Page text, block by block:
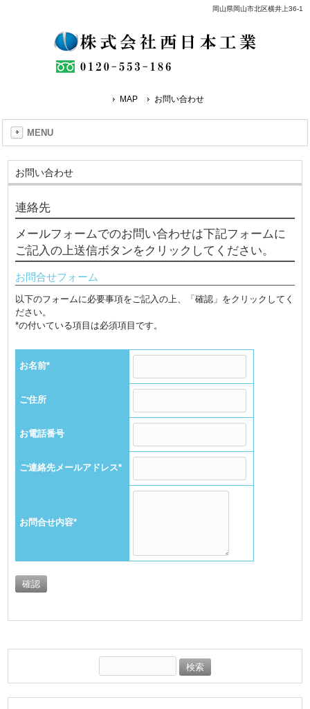
岡山県岡山市北区横井上36-1
MAP お問い合わせ
MENU
お問い合わせ
連絡先
メールフォームでのお問い合わせは下記フォームに
ご記入の上送信ボタンをクリックしてください。
お問合せフォーム
以下のフォームに必要事項をご記入の上、「確認」をクリックしてく
ださい。
*の付いている項目は必須項目です。
お名前*
ご住所
お電話番号
ご連絡先メールアドレス*
お問合せ内容*
索: